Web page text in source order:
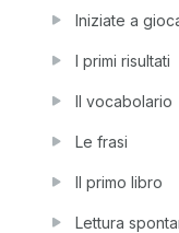
Iniziate a
I primi risultati
Il vocabolario
Le frasi
Il primo libro
Lettura